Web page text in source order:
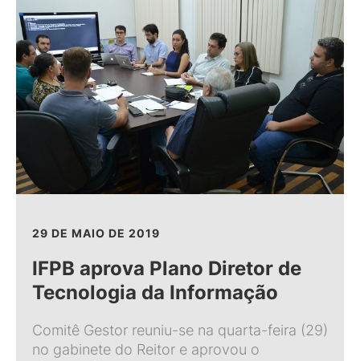
29 DE MAIO DE 2019
IFPB aprova Plano Diretor de
Tecnologia da Informação
Comitê Gestor reuniu-se na quarta-feira (29)
no gabinete do Reitor e aprovou o